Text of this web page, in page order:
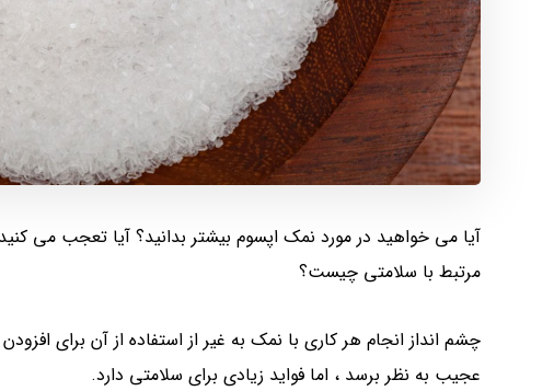
آیا می خواهید در مورد نمک اپسوم بیشتر بدانید؟ آیا تعجب می
مرتبط با سلامتی چیست؟
چشم انداز انجام هر کاری با نمک به غیر از استفاده از آن برای
عجیب به نظر برسد ، اما فواید زیادی برای سلامتی دارد.